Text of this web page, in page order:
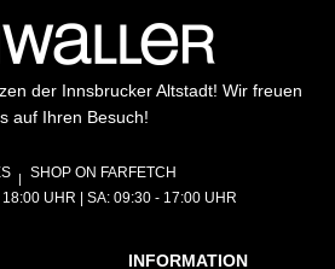
der Innsbrucker Altstadt! Wir freuen
auf Ihren Besuch!
SHOP ON FARFETCH
18:00 UHR | SA: 09:30 - 17:00 UHR
INFORMATION